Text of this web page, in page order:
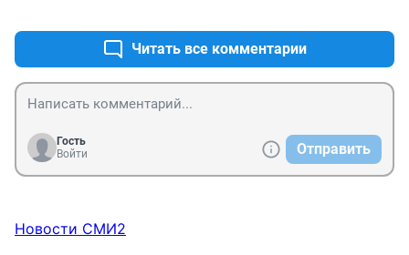
будет. Ведь чиновники на местах просто бойкотируют
всё решения Президента, как вредители.
Читать все комментарии
Гость
Войти
Отправить
Новости СМИ2